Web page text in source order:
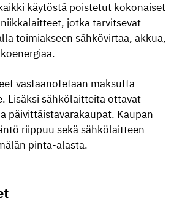
käytöstä poistetut kokonaiset
jotka tarvitsevat
toimiakseen sähkövirtaa, akkua,
vastaanotetaan maksutta
Lisäksi sähkölaitteita ottavat
päivittäistavarakaupat. Kaupan
riippuu sekä sähkölaitteen
pinta-alasta.